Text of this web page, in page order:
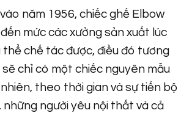
năm 1956, chiếc ghế Elbow
mức các xưởng sản xuất lúc
thể chế tác được, điều đó tương
sẽ chỉ có một chiếc nguyên mẫu
theo thời gian và sự tiến bộ
người yêu nội thất và cả